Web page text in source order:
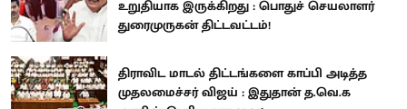
உறுதியாக இருக்கிறது : பொதுச் செயலாளர்
துரைமுருகன் திட்டவட்டம்!
திராவிட மாடல் திட்டங்களை காப்பி அடித்த
முதலமைச்சர் விஜய் : இதுதான் த.வெ.க